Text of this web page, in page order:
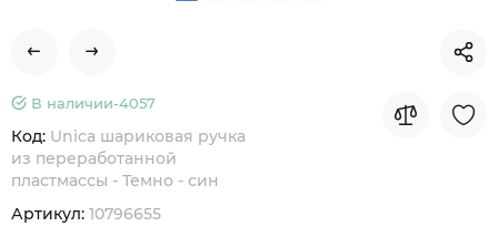
В наличии-4057
Код: Unica шариковая ручка
из переработанной
пластмассы - Темно - син
Артикул: 10796655